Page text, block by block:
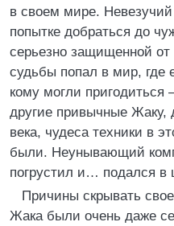
в своем мире.
попытке добраться до
серьезно защищенной
судьбы попал в мир, где
кому могли
другие привычные
века, чудеса техники в
были. Неунывающий
погрустил и… подался в
Причины скрывать
Жака были очень даже